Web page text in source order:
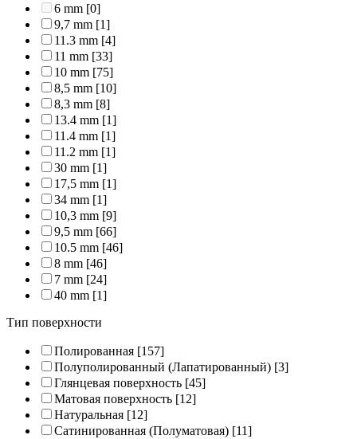
6 mm [0]
9,7 mm [1]
11.3 mm [4]
11 mm [33]
10 mm [75]
8,5 mm [10]
8,3 mm [8]
13.4 mm [1]
11.4 mm [1]
11.2 mm [1]
30 mm [1]
17,5 mm [1]
34 mm [1]
10,3 mm [9]
9,5 mm [66]
10.5 mm [46]
8 mm [46]
7 mm [24]
40 mm [1]
Тип поверхности
Полированная [157]
Полуполированный (Лапатированный) [3]
Глянцевая поверхность [45]
Матовая поверхность [12]
Натуральная [12]
Сатинированная (Полуматовая) [11]